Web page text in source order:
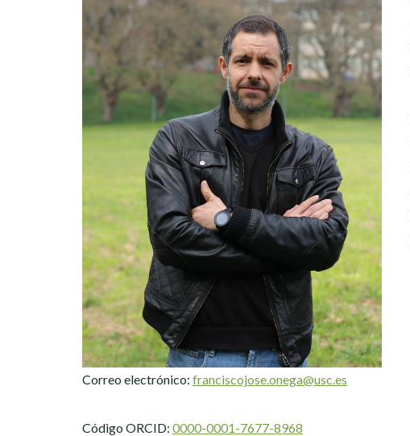
Correo electrónico: franciscojose.onega@usc.es
Código ORCID: 0000-0001-7677-8968